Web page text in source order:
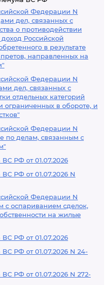
Федерации N
дел, связанных с
о противодействии
Российской
в результате
направленных на
Федерации N
дел, связанных с
отдельных категорий
ограниченных в обороте, и
Федерации N
по делам, связанным с
РФ от 01.07.2026
РФ от 01.07.2026 N
Федерации N
с оспариванием сделок,
на жилые
РФ от 01.07.2026
РФ от 01.07.2026 N 24-
РФ от 01.07.2026 N 272-